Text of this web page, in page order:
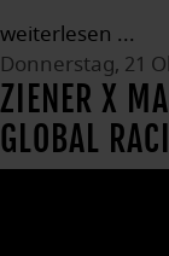
weiterlesen ...
Donnerstag, 21
ZIENER X
GLOBAL